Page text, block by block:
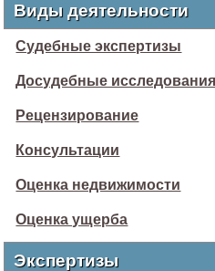
Виды деятельности
Судебные экспертизы
Досудебные исследования
Рецензирование
Консультации
Оценка недвижимости
Оценка ущерба
Экспертизы